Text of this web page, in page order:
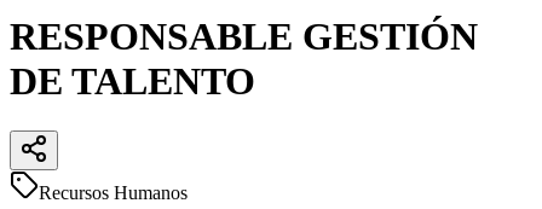
RESPONSABLE GESTIÓN
DE TALENTO
Recursos Humanos